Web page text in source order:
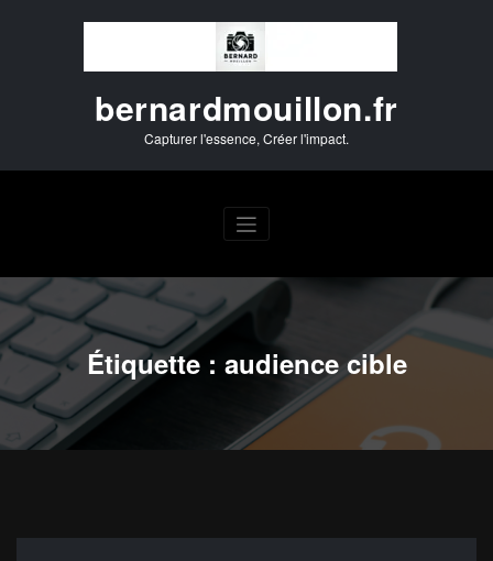
bernardmouillon.fr
Capturer l'essence, Créer l'impact.
Étiquette : audience cible